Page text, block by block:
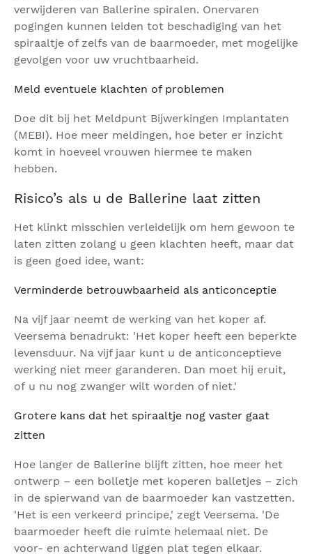
verwijderen van Ballerine spiralen. Onervaren
pogingen kunnen leiden tot beschadiging van het
spiraaltje of zelfs van de baarmoeder, met mogelijke
gevolgen voor uw vruchtbaarheid.
Meld eventuele klachten of problemen
Doe dit bij het Meldpunt Bijwerkingen Implantaten
(MEBI). Hoe meer meldingen, hoe beter er inzicht
komt in hoeveel vrouwen hiermee te maken
hebben.
Risico’s als u de Ballerine laat zitten
Het klinkt misschien verleidelijk om hem gewoon te
laten zitten zolang u geen klachten heeft, maar dat
is geen goed idee, want:
Verminderde betrouwbaarheid als anticonceptie
Na vijf jaar neemt de werking van het koper af.
Veersema benadrukt: 'Het koper heeft een beperkte
levensduur. Na vijf jaar kunt u de anticonceptieve
werking niet meer garanderen. Dan moet hij eruit,
of u nu nog zwanger wilt worden of niet.'
Grotere kans dat het spiraaltje nog vaster gaat
zitten
Hoe langer de Ballerine blijft zitten, hoe meer het
ontwerp – een bolletje met koperen balletjes – zich
in de spierwand van de baarmoeder kan vastzetten.
'Het is een verkeerd principe,' zegt Veersema. 'De
baarmoeder heeft die ruimte helemaal niet. De
voor- en achterwand liggen plat tegen elkaar.